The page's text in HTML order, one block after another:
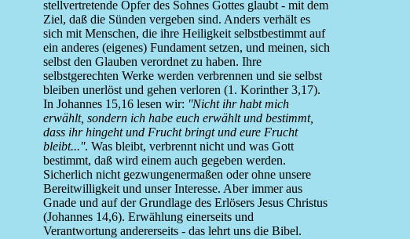
stellvertretende Opfer des Sohnes Gottes glaubt - mit dem
Ziel, daß die Sünden vergeben sind. Anders verhält es
sich mit Menschen, die ihre Heiligkeit selbstbestimmt auf
ein anderes (eigenes) Fundament setzen, und meinen, sich
selbst den Glauben verordnet zu haben. Ihre
selbstgerechten Werke werden verbrennen und sie selbst
bleiben unerlöst und gehen verloren (1. Korinther 3,17).
In Johannes 15,16 lesen wir: ''Nicht ihr habt mich
erwählt, sondern ich habe euch erwählt und bestimmt,
dass ihr hingeht und Frucht bringt und eure Frucht
bleibt...''. Was bleibt, verbrennt nicht und was Gott
bestimmt, daß wird einem auch gegeben werden.
Sicherlich nicht gezwungenermaßen oder ohne unsere
Bereitwilligkeit und unser Interesse. Aber immer aus
Gnade und auf der Grundlage des Erlösers Jesus Christus
(Johannes 14,6). Erwählung einerseits und
Verantwortung andererseits - das lehrt uns die Bibel.